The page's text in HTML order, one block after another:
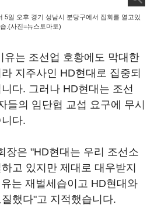
5일 오후 경기 성남시 분당구에서 집회를 열고있
.(사진=뉴스토마토)
유는 조선업 호황에도 막대한
지주사인 HD현대로 집중되
다. 그러나 HD현대는 조선
들의 임단협 교섭 요구에 무시
다.
장은 "HD현대는 우리 조선소
고 있지만 제대로 대우받지
는 재벌세습이고 HD현대와
했다"고 지적했습니다.